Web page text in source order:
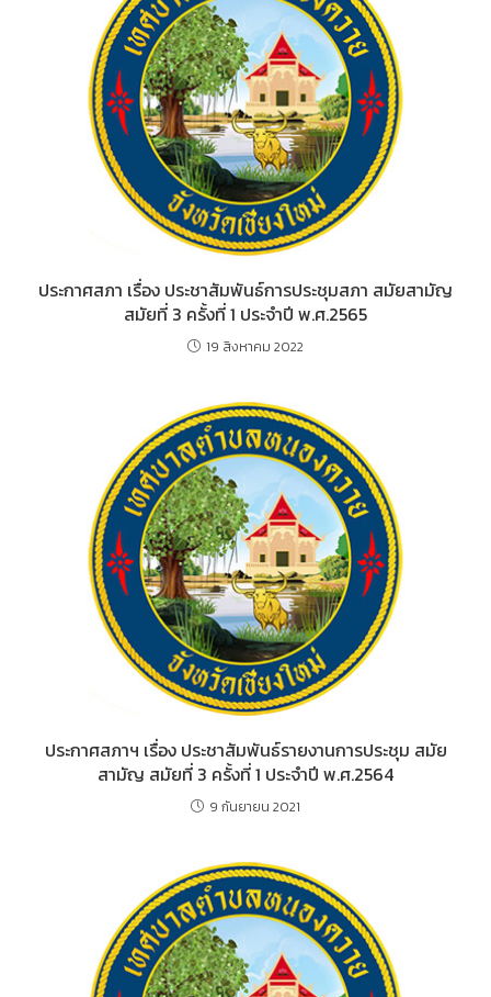
ประกาศสภา เรื่อง ประชาสัมพันธ์การประชุมสภา สมัยสามัญ
สมัยที่ 3 ครั้งที่ 1 ประจำปี พ.ศ.2565
19 สิงหาคม 2022
ประกาศสภาฯ เรื่อง ประชาสัมพันธ์รายงานการประชุม สมัย
สามัญ สมัยที่ 3 ครั้งที่ 1 ประจำปี พ.ศ.2564
9 กันยายน 2021